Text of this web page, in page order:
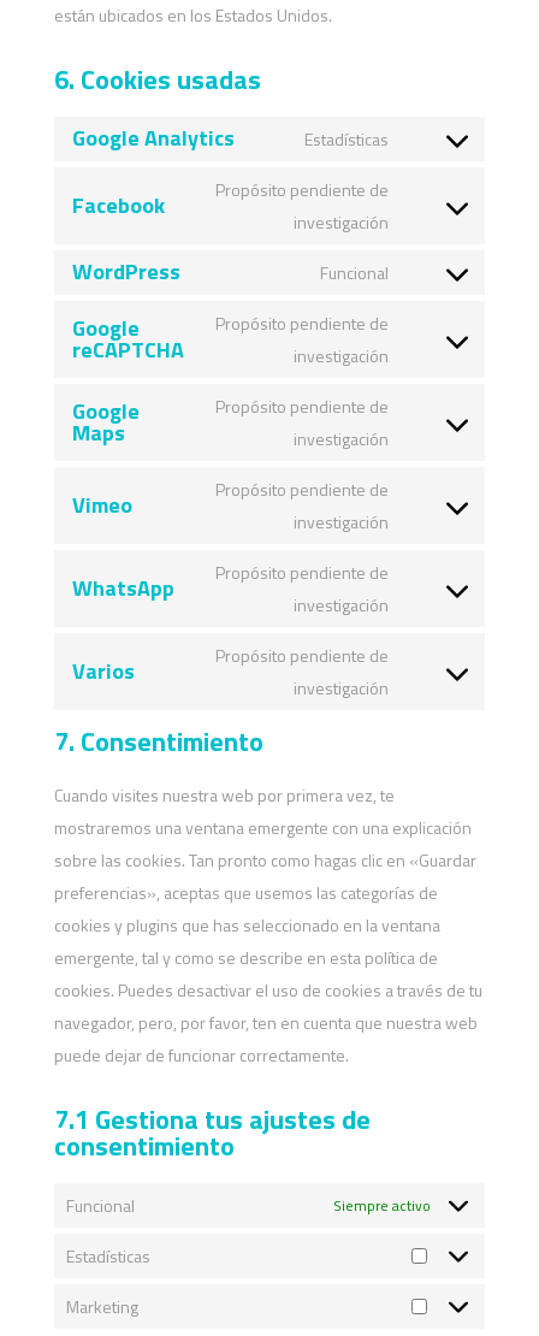
están ubicados en los Estados Unidos.
6. Cookies usadas
Google Analytics Estadísticas
Consent
service
analytics
Facebook
Propósito pendiente de
investigación
Consent
service
WordPress Funcional
Consent
service
Google
reCAPTCHA
Propósito pendiente de
investigación
Consent
service
Google
Maps
Propósito pendiente de
investigación
Consent
service
Vimeo
Propósito pendiente de
investigación
Consent
service
WhatsApp
Propósito pendiente de
investigación
Consent
service
Varios
Propósito pendiente de
investigación
Consent
7. Consentimiento
Cuando visites nuestra web por primera vez, te
mostraremos una ventana emergente con una explicación
sobre las cookies. Tan pronto como hagas clic en «Guardar
preferencias», aceptas que usemos las categorías de
cookies y plugins que has seleccionado en la ventana
emergente, tal y como se describe en esta política de
cookies. Puedes desactivar el uso de cookies a través de tu
navegador, pero, por favor, ten en cuenta que nuestra web
puede dejar de funcionar correctamente.
7.1 Gestiona tus ajustes de
consentimiento
Funcional Siempre activo
Estadísticas
Estadísticas
Marketing
Marketing